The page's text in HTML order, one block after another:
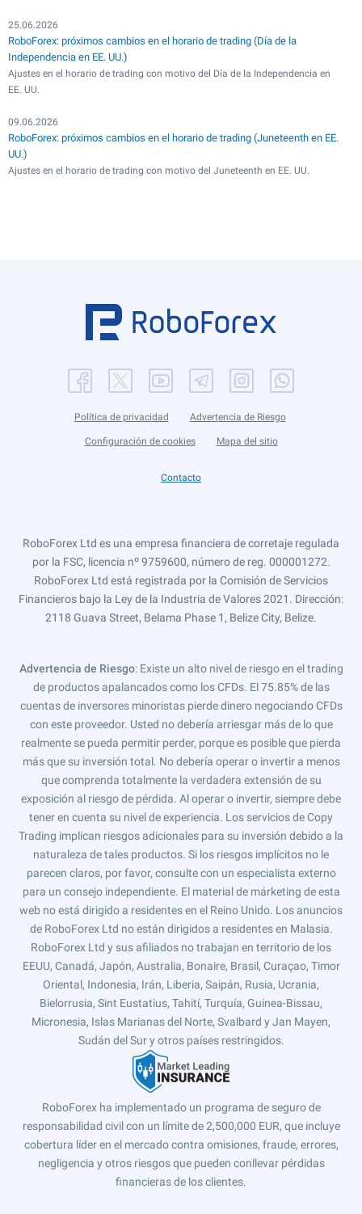
25.06.2026
RoboForex: próximos cambios en el horario de trading (Día de la
Independencia en EE. UU.)
Ajustes en el horario de trading con motivo del Día de la Independencia en
EE. UU.
09.06.2026
RoboForex: próximos cambios en el horario de trading (Juneteenth en EE.
UU.)
Ajustes en el horario de trading con motivo del Juneteenth en EE. UU.
Política de privacidad Advertencia de Riesgo
Configuración de cookies Mapa del sitio
Contacto
RoboForex Ltd es una empresa financiera de corretaje regulada
por la FSC, licencia nº 9759600, número de reg. 000001272.
RoboForex Ltd está registrada por la Comisión de Servicios
Financieros bajo la Ley de la Industria de Valores 2021. Dirección:
2118 Guava Street, Belama Phase 1, Belize City, Belize.
Advertencia de Riesgo: Existe un alto nivel de riesgo en el trading
de productos apalancados como los CFDs. El 75.85% de las
cuentas de inversores minoristas pierde dinero negociando CFDs
con este proveedor. Usted no debería arriesgar más de lo que
realmente se pueda permitir perder, porque es posible que pierda
más que su inversión total. No debería operar o invertir a menos
que comprenda totalmente la verdadera extensión de su
exposición al riesgo de pérdida. Al operar o invertir, siempre debe
tener en cuenta su nivel de experiencia. Los servicios de Copy
Trading implican riesgos adicionales para su inversión debido a la
naturaleza de tales productos. Si los riesgos implícitos no le
parecen claros, por favor, consulte con un especialista externo
para un consejo independiente. El material de márketing de esta
web no está dirigido a residentes en el Reino Unido. Los anuncios
de RoboForex Ltd no están dirigidos a residentes en Malasia.
RoboForex Ltd y sus afiliados no trabajan en territorio de los
EEUU, Canadá, Japón, Australia, Bonaire, Brasil, Curaçao, Timor
Oriental, Indonesia, Irán, Liberia, Saipán, Rusia, Ucrania,
Bielorrusia, Sint Eustatius, Tahití, Turquía, Guinea-Bissau,
Micronesia, Islas Marianas del Norte, Svalbard y Jan Mayen,
Sudán del Sur y otros países restringidos.
RoboForex ha implementado un programa de seguro de
responsabilidad civil con un límite de 2,500,000 EUR, que incluye
cobertura líder en el mercado contra omisiones, fraude, errores,
negligencia y otros riesgos que pueden conllevar pérdidas
financieras de los clientes.